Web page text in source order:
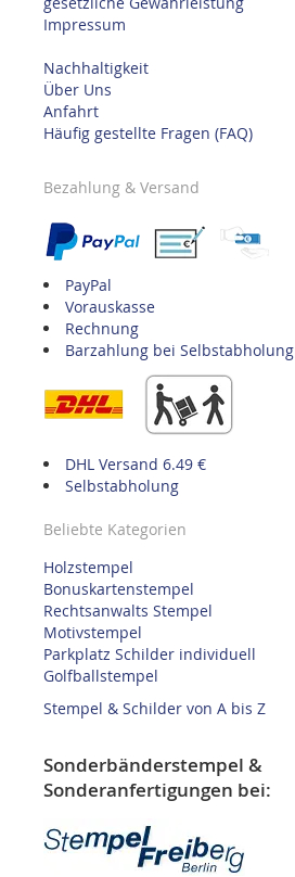
Impressum
Nachhaltigkeit
Über Uns
Anfahrt
Häufig gestellte Fragen (FAQ)
Bezahlung & Versand
PayPal
Vorauskasse
Rechnung
Barzahlung bei Selbstabholung
DHL Versand 6.49 €
Selbstabholung
Beliebte Kategorien
Holzstempel
Bonuskartenstempel
Rechtsanwalts Stempel
Motivstempel
Parkplatz Schilder individuell
Golfballstempel
Stempel & Schilder von A bis Z
Sonderbänderstempel &
Sonderanfertigungen bei: